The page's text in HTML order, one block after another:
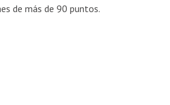
de más de 90 puntos.